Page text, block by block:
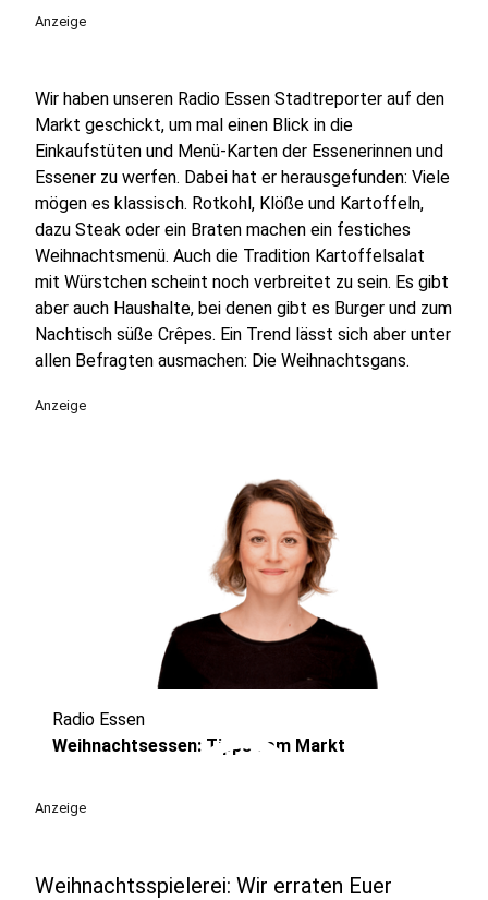
Anzeige
Wir haben unseren Radio Essen Stadtreporter auf den
Markt geschickt, um mal einen Blick in die
Einkaufstüten und Menü-Karten der Essenerinnen und
Essener zu werfen. Dabei hat er herausgefunden: Viele
mögen es klassisch. Rotkohl, Klöße und Kartoffeln,
dazu Steak oder ein Braten machen ein festiches
Weihnachtsmenü. Auch die Tradition Kartoffelsalat
mit Würstchen scheint noch verbreitet zu sein. Es gibt
aber auch Haushalte, bei denen gibt es Burger und zum
Nachtisch süße Crêpes. Ein Trend lässt sich aber unter
allen Befragten ausmachen: Die Weihnachtsgans.
Anzeige
play_circle
Radio Essen
Weihnachtsessen: Tipps vom Markt
Anzeige
Weihnachtsspielerei: Wir erraten Euer